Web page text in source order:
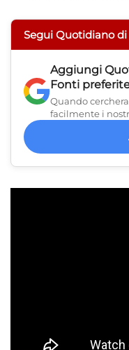
Segui Quotidiano di
Aggiungi
Fonti
Quando
facilmente i